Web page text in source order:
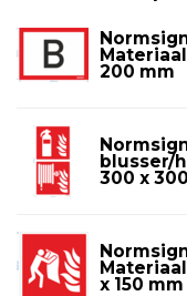
200 mm
blusser/
300 x
x 150 mm